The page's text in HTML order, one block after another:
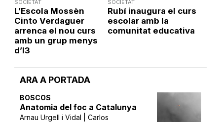
ARA A PORTADA
BOSCOS
Anatomia del foc a Catalunya
Arnau Urgell i Vidal | Carlos
SOCIETAT
L’Escola Mossèn
Cinto Verdaguer
arrenca el nou curs
amb un grup menys
d’I3
SOCIETAT
Rubí inaugura el curs
escolar amb la
comunitat educativa